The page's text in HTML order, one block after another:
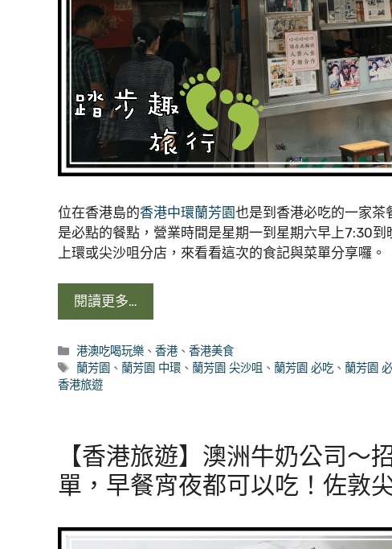
位在香港島的香港中環蘭芳園也是到香港必吃的一家茶
是必點的餐點，營業時間是星期一到星期六早上7:30
上環或尖沙咀分店，來看看這次的食記與菜單分享囉。
閱讀更多…
分
類
港澳吃喝玩樂 、香港 、香港美食
標
籤
蘭芳園 、蘭芳園 中環 、蘭芳園 尖沙咀 、蘭芳園 必吃 、蘭芳園
香港旅遊
【香港旅遊】澳洲牛奶公司～
單，早餐宵夜都可以吃！佐敦